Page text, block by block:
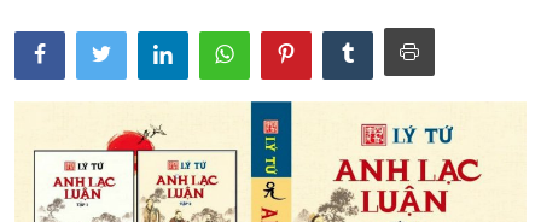
LÝ TỨ HỎI ĐÁP
SINH HOẠT LÝ GIA